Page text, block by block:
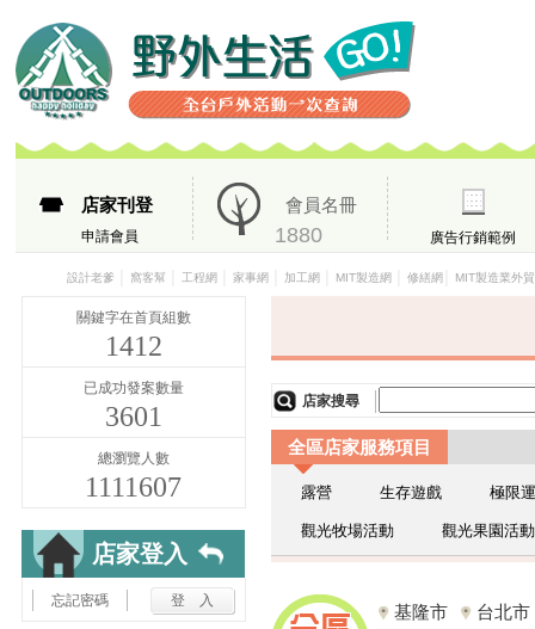
店家刊登
申請會員
會員名冊
1880 廣告行銷範例
設計老爹 窩客幫 工程網 家事網 加工網 MIT製造網 修繕網 MIT製造業外
關鍵字在首頁組數
1412
已成功發案數量
3601
總瀏覽人數
1111607
店家登入
忘記密碼
店家搜尋
全區店家服務項目
露營 生存遊戲 極限
觀光牧場活動 觀光果園活動
基隆市
台北市